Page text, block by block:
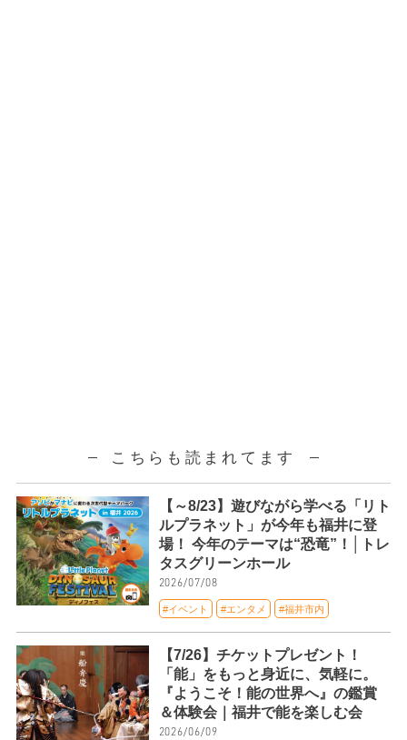
こちらも読まれてます
【～8/23】遊びながら学べる「リト
ルプラネット」が今年も福井に登
場！ 今年のテーマは“恐竜”！│トレ
タスグリーンホール
2026/07/08
#イベント #エンタメ #福井市内
【7/26】チケットプレゼント！
「能」をもっと身近に、気軽に。
『ようこそ！能の世界へ』の鑑賞
＆体験会｜福井で能を楽しむ会
2026/06/09